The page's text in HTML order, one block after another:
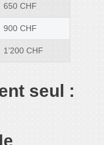
650 CHF
900 CHF
1’200 CHF
seul :